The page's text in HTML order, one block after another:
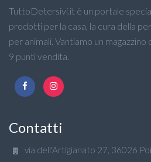
TuttoDetersivi.it è un portale
prodotti per la casa, la cura della
per animali. Vantiamo un
9 punti vendita.
Contatti
via dell'Artigianato 27, 36026